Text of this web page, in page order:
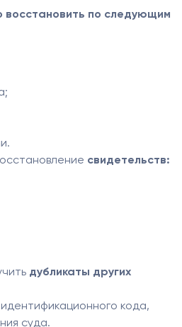
восстановить по следующим
свидетельств:
дубликаты других
кода,
суда.